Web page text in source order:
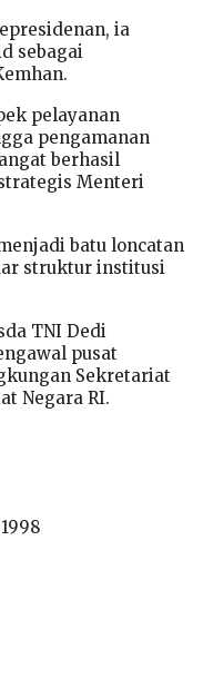
ia
sebagai
pelayanan
pengamanan
berhasil
Menteri
batu loncatan
struktur institusi
TNI Dedi
pusat
Sekretariat
Negara RI.